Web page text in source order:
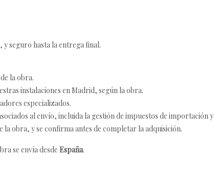
seguro hasta la entrega final.
la obra.
instalaciones en Madrid, según la obra.
especializados.
al envío, incluida la gestión de impuestos de importación
obra, y se confirma antes de completar la adquisición.
se envía desde España.